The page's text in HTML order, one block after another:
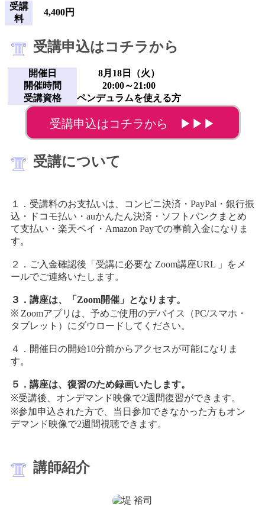
受講
料
4,400円
受講申込はコチラから
開催日
8月18日（火）
開催時間
20:00～21:00
受講資格
ペンデュラムを使える方
受講申込はコチラから ▶▶▶
受講について
１．受講料のお支払いは、コンビニ決済・PayPal・銀行振
込・ドコモ払い・auかんたん決済・ソフトバンクまとめ
て支払い・楽天ペイ・Amazon Payでの事前入金になりま
す。
２．ご入金確認後「受講に必要な Zoom講座URL 」をメ
ールでご連絡いたします。
３．講座は、「Zoom開催」となります。
※ Zoomアプリは、予めご使用のデバイス（PC/スマホ・
タブレット）にダウロードしてください。
４．開催日の開始10分前からアクセスが可能になりま
す。
５．講座は、復習のため録画いたします。
※受講後、オンデマンド映像で2週間復習ができます。
※参加申込された方で、当日参加できなかった方もオン
デマンド映像で2週間視聴できます。
講師紹介